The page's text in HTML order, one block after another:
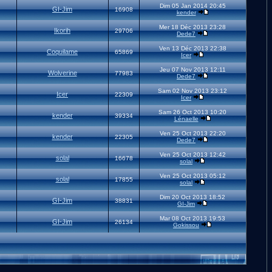
GI-Jim 16908
Dim 05 Jan 2014 20:45
kender
Ikorih 29706
Mer 18 Déc 2013 23:28
Dede7
Coquilame 65869
Ven 13 Déc 2013 22:38
Icer
Wolverine 77983
Jeu 07 Nov 2013 12:11
Dede7
Icer 22309
Sam 02 Nov 2013 23:12
Icer
kender 39334
Sam 26 Oct 2013 10:20
Lénaelle
kender 22305
Ven 25 Oct 2013 22:20
Dede7
solal 16678
Ven 25 Oct 2013 12:42
solal
solal 17855
Ven 25 Oct 2013 05:12
solal
GI-Jim 38831
Dim 20 Oct 2013 18:52
GI-Jim
GI-Jim 26134
Mar 08 Oct 2013 19:53
Gokissou